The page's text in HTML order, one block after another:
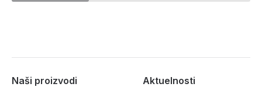
Naši proizvodi Aktuelnosti